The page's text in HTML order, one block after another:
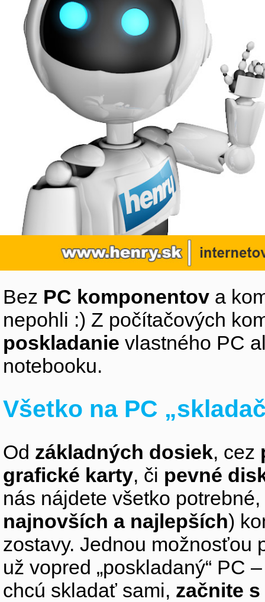
Bez PC komponentov a
nepohli :) Z počítačových
poskladanie vlastného PC
notebooku.
Všetko na PC
Od základných dosiek, cez
grafické karty, či pevné
nás nájdete všetko
najnovších a najlepších)
zostavy. Jednou možnosťou
už vopred „poskladaný“ PC
chcú skladať sami, začnite